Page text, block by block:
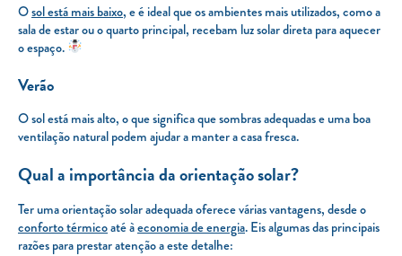
Osol está mais baixo, e é ideal que os ambientes mais utilizados, como a
sala de estar ou o quarto principal, recebam luz solar direta para aquecer
o espaço.
Verão
O sol está mais alto, o que significa que sombras adequadas e uma boa
ventilação natural podem ajudar a manter a casa fresca.
Qual a importância da orientação solar?
Ter uma orientação solar adequada oferece várias vantagens, desde o
conforto térmicoaté àeconomia de energia. Eis algumas das principais
razões para prestar atenção a este detalhe: